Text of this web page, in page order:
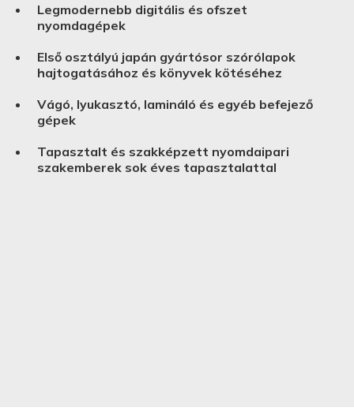
Legmodernebb digitális és ofszet
nyomdagépek
Első osztályú japán gyártósor szórólapok
hajtogatásához és könyvek kötéséhez
Vágó, lyukasztó, lamináló és egyéb befejező
gépek
Tapasztalt és szakképzett nyomdaipari
szakemberek sok éves tapasztalattal